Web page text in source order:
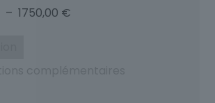
– 1750,00 €